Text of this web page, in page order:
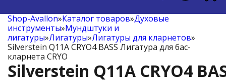
Shop-Avallon»Каталог товаров»Духовые
инструменты»Мундштуки и
лигатуры»Лигатуры»Лигатуры для кларнетов»
Silverstein Q11A CRYO4 BASS Лигатура для бас-
кларнета CRYO
Silverstein Q11A CRYO4